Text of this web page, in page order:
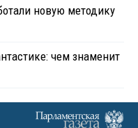
новую методику
чем знаменит